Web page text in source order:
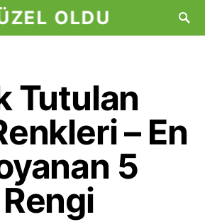
OLDU
Tutulan
– En
5